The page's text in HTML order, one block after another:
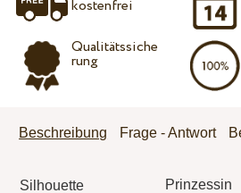
kostenfrei
Qualitätssiche
rung
Beschreibung Frage - Antwort
Silhouette
Prinzessin